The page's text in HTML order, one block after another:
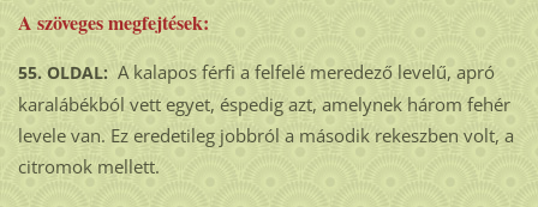
A szöveges megfejtések:
55. OLDAL: A kalapos férfi a felfelé meredező levelű, apró
karalábékból vett egyet, éspedig azt, amelynek három fehér
levele van. Ez eredetileg jobbról a második rekeszben volt, a
citromok mellett.